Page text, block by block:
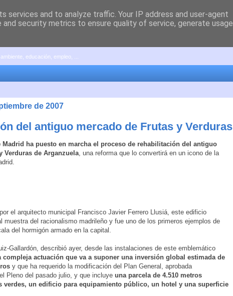
educación, empleo, ...
de 2007
del antiguo mercado de Frutas y Verduras
Madrid ha puesto en marcha el proceso de rehabilitación del antiguo
Verduras de Arganzuela , una reforma que lo convertirá en un icono de la
el arquitecto municipal Francisco Javier Ferrero Llusiá, este edificio
muestra del racionalismo madrileño y fue uno de los primeros ejemplos de
del hormigón armado en la capital.
Gallardón, describió ayer, desde las instalaciones de este emblemático
compleja actuación que va a suponer una inversión global estimada de
y que ha requerido la modificación del Plan General, aprobada
Pleno del pasado julio, y que incluye una parcela de 4.510 metros
verdes, un edificio para equipamiento público, un hotel y una superficie
services and to analyze traffic. Your IP address and user-agent
security metrics to ensure quality of service, generate usage